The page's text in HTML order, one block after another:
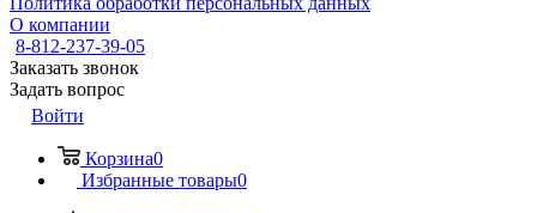
О компании
8-812-237-39-05
Заказать звонок
Задать вопрос
Войти
Корзина0
Избранные товары0